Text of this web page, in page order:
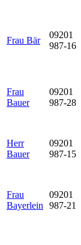
Frau Bär
09201
987-16
Frau
Bauer
09201
987-28
Herr
Bauer
09201
987-15
Frau
Bayerlein
09201
987-21